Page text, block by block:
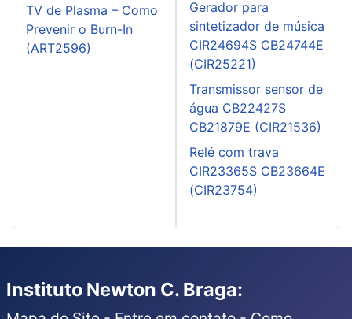
TV de Plasma – Como
Prevenir o Burn-In
(ART2596)
Gerador para
sintetizador de música
CIR24694S CB24744E
(CIR25221)
Transmissor sensor de
água CB22427S
CB21879E (CIR21536)
Relé com trava
CIR23365S CB23664E
(CIR23754)
Instituto Newton C. Braga: